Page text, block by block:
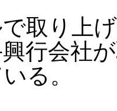
取り上
行会社
る。